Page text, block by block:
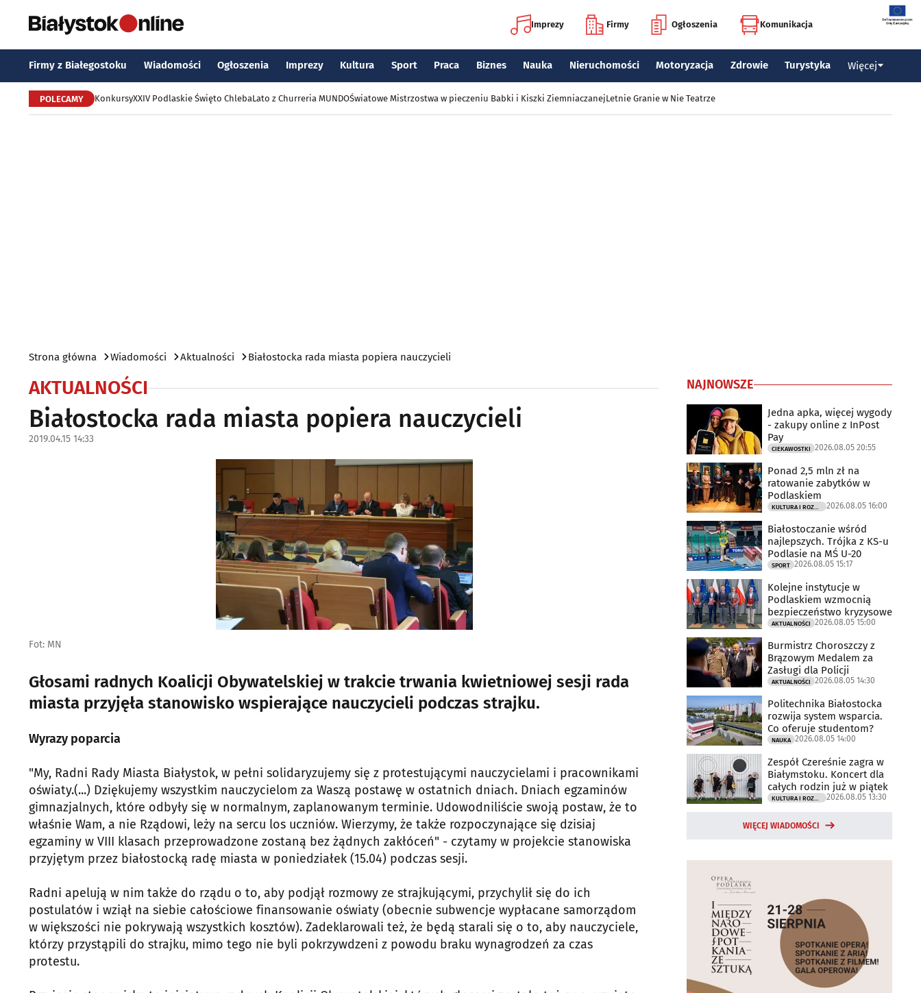
Imprezy Firmy Ogłoszenia Komunikacja
Firmy z Białegostoku Wiadomości Ogłoszenia Imprezy Kultura Sport Praca Biznes Nauka Nieruchomości Motoryzacja Zdrowie Turystyka Więcej
POLECAMY KonkursyXXIV Podlaskie Święto ChlebaLato z Churreria MUNDOŚwiatowe Mistrzostwa w pieczeniu Babki i Kiszki ZiemniaczanejLetnie Granie w Nie Teatrze
Strona główna Wiadomości Aktualności Białostocka rada miasta popiera nauczycieli
AKTUALNOŚCI
Białostocka rada miasta popiera nauczycieli
2019.04.15 14:33
Fot: MN
Głosami radnych Koalicji Obywatelskiej w trakcie trwania kwietniowej sesji rada
miasta przyjęła stanowisko wspierające nauczycieli podczas strajku.
Wyrazy poparcia
"My, Radni Rady Miasta Białystok, w pełni solidaryzujemy się z protestującymi nauczycielami i pracownikami
oświaty.(...) Dziękujemy wszystkim nauczycielom za Waszą postawę w ostatnich dniach. Dniach egzaminów
gimnazjalnych, które odbyły się w normalnym, zaplanowanym terminie. Udowodniliście swoją postaw, że to
właśnie Wam, a nie Rządowi, leży na sercu los uczniów. Wierzymy, że także rozpoczynające się dzisiaj
egzaminy w VIII klasach przeprowadzone zostaną bez żądnych zakłóceń" - czytamy w projekcie stanowiska
przyjętym przez białostocką radę miasta w poniedziałek (15.04) podczas sesji.
Radni apelują w nim także do rządu o to, aby podjął rozmowy ze strajkującymi, przychylił się do ich
postulatów i wziął na siebie całościowe finansowanie oświaty (obecnie subwencje wypłacane samorządom
w większości nie pokrywają wszystkich kosztów). Zadeklarowali też, że będą starali się o to, aby nauczyciele,
którzy przystąpili do strajku, mimo tego nie byli pokrzywdzeni z powodu braku wynagrodzeń za czas
protestu.
NAJNOWSZE
Jedna apka, więcej wygody
- zakupy online z InPost
Pay
CIEKAWOSTKI 2026.08.05 20:55
Ponad 2,5 mln zł na
ratowanie zabytków w
Podlaskiem
2026.08.05 16:00
Białostoczanie wśród
najlepszych. Trójka z KS-u
Podlasie na MŚ U-20
SPORT 2026.08.05 15:17
Kolejne instytucje w
Podlaskiem wzmocnią
bezpieczeństwo kryzysowe
AKTUALNOŚCI 2026.08.05 15:00
Burmistrz Choroszczy z
Brązowym Medalem za
Zasługi dla Policji
AKTUALNOŚCI 2026.08.05 14:30
Politechnika Białostocka
rozwija system wsparcia.
Co oferuje studentom?
NAUKA 2026.08.05 14:00
Zespół Czereśnie zagra w
Białymstoku. Koncert dla
całych rodzin już w piątek
2026.08.05 13:30
WIĘCEJ WIADOMOŚCI